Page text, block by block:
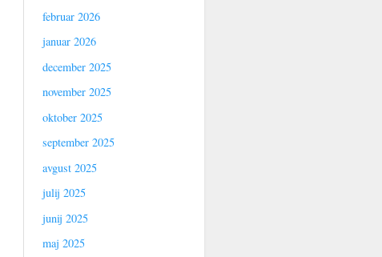
februar 2026
januar 2026
december 2025
november 2025
oktober 2025
september 2025
avgust 2025
julij 2025
junij 2025
maj 2025